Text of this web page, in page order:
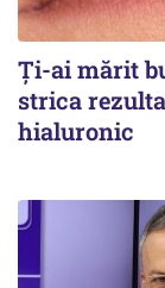
Ți-ai mărit
strica
hialuronic